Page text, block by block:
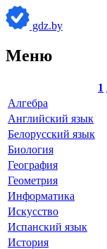
gdz.by
Меню
1
Алгебра
Английский язык
Белорусский язык
Биология
География
Геометрия
Информатика
Искусство
Испанский язык
История